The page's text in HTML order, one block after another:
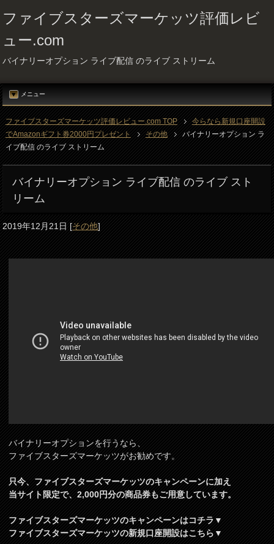
ファイブスターズマーケッツ評価レビ
ュー.com
バイナリーオプション ライブ配信 のライブ ストリーム
メニュー
ファイブスターズマーケッツ評価レビュー.com TOP
今らなら新規口座開設
でAmazonギフト券2000円プレゼント
その他
バイナリーオプション ラ
イブ配信 のライブ ストリーム
バイナリーオプション ライブ配信 のライブ スト
リーム
2019年12月21日[その他]
バイナリーオプションを行うなら、
ファイブスターズマーケッツがお勧めです。
只今、ファイブスターズマーケッツのキャンペーンに加え
当サイト限定で、2,000円分の商品券もご用意しています。
ファイブスターズマーケッツのキャンペーンはコチラ▼
ファイブスターズマーケッツの新規口座開設はこちら▼